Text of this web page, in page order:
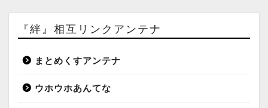
『絆』相互リンクアンテナ
まとめくすアンテナ
ウホウホあんてな